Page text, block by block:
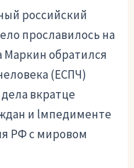
российский
прославилось на
Маркин обратился
(ЕСПЧ)
вкратце
и lмпедименте
РФ с мировом